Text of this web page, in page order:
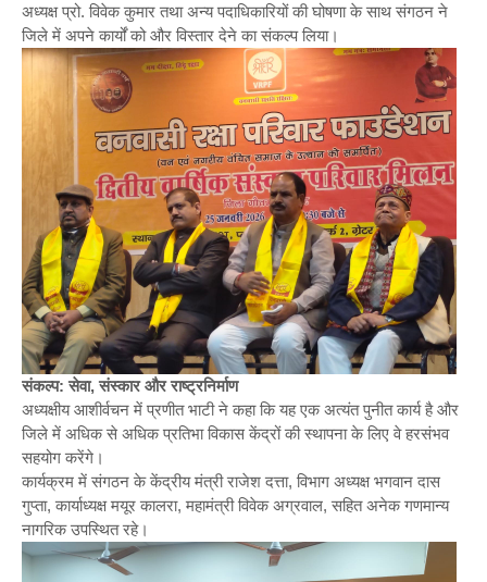
अध्यक्ष प्रो. विवेक कुमार तथा अन्य पदाधिकारियों की घोषणा के साथ संगठन ने
जिले में अपने कार्यों को और विस्तार देने का संकल्प लिया।
संकल्प: सेवा, संस्कार और राष्ट्रनिर्माण
अध्यक्षीय आशीर्वचन में प्रणीत भाटी ने कहा कि यह एक अत्यंत पुनीत कार्य है और
जिले में अधिक से अधिक प्रतिभा विकास केंद्रों की स्थापना के लिए वे हरसंभव
सहयोग करेंगे।
कार्यक्रम में संगठन के केंद्रीय मंत्री राजेश दत्ता, विभाग अध्यक्ष भगवान दास
गुप्ता, कार्याध्यक्ष मयूर कालरा, महामंत्री विवेक अग्रवाल, सहित अनेक गणमान्य
नागरिक उपस्थित रहे।